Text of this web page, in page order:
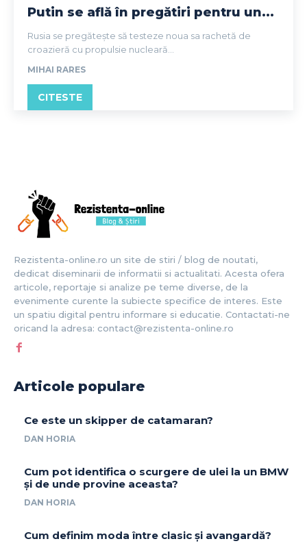
Putin se află în pregătiri pentru un...
Rusia se pregătește să testeze noua sa rachetă de
croazieră cu propulsie nucleară...
MIHAI RARES
CITESTE
Rezistenta-online.ro un site de stiri / blog de noutati,
dedicat diseminarii de informatii si actualitati. Acesta ofera
articole, reportaje si analize pe teme diverse, de la
evenimente curente la subiecte specifice de interes. Este
un spatiu digital pentru informare si educatie. Contactati-ne
oricand la adresa: contact@rezistenta-online.ro
Articole populare
Ce este un skipper de catamaran?
DAN HORIA
Cum pot identifica o scurgere de ulei la un BMW
și de unde provine aceasta?
DAN HORIA
Cum definim moda între clasic și avangardă?